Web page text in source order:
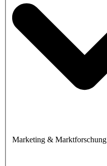
Marketing & Marktforschung